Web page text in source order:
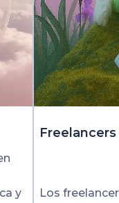
y
Freelancers
Los